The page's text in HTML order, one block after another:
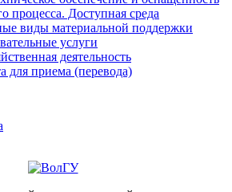
процесса. Доступная среда
виды материальной поддержки
услуги
деятельность
для приема (перевода)